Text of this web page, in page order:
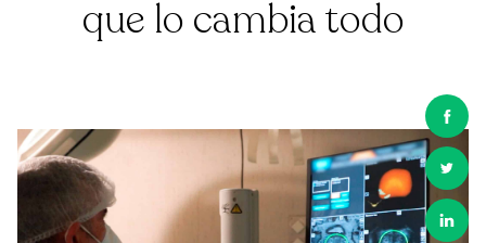
que lo cambia todo